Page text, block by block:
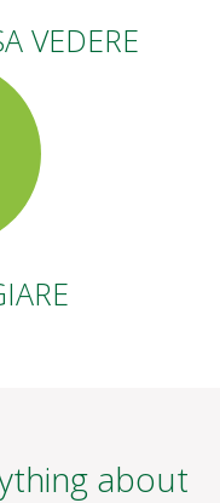
VEDERE
about